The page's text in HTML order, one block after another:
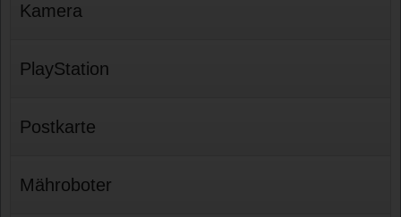
Kamera
PlayStation
Postkarte
Mähroboter